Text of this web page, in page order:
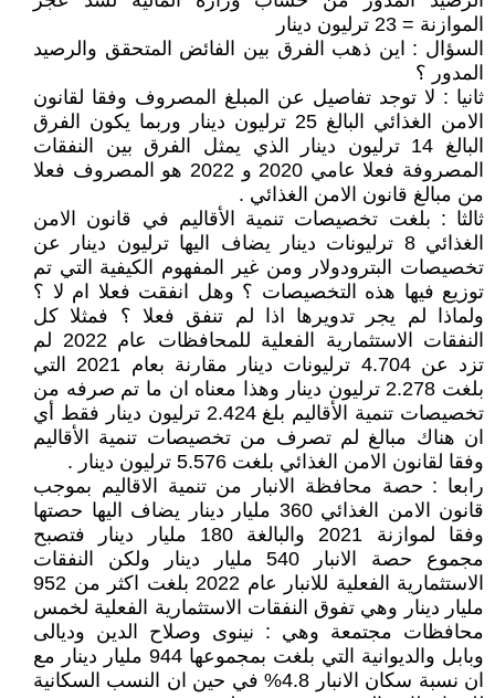
الموازنة = 23 ترليون دينار
السؤال : اين ذهب الفرق بين الفائض المتحقق والرصيد
المدور ؟
ثانيا : لا توجد تفاصيل عن المبلغ المصروف وفقا لقانون
الامن الغذائي البالغ 25 ترليون دينار وربما يكون الفرق
البالغ 14 ترليون دينار الذي يمثل الفرق بين النفقات
المصروفة فعلا عامي 2020 و 2022 هو المصروف فعلا
من مبالغ قانون الامن الغذائي .
ثالثا : بلغت تخصيصات تنمية الأقاليم في قانون الامن
الغذائي 8 ترليونات دينار يضاف اليها ترليون دينار عن
تخصيصات البترودولار ومن غير المفهوم الكيفية التي تم
توزيع فيها هذه التخصيصات ؟ وهل انفقت فعلا ام لا ؟
ولماذا لم يجر تدويرها اذا لم تنفق فعلا ؟ فمثلا كل
النفقات الاستثمارية الفعلية للمحافظات عام 2022 لم
تزد عن 4.704 ترليونات دينار مقارنة بعام 2021 التي
بلغت 2.278 ترليون دينار وهذا معناه ان ما تم صرفه من
تخصيصات تنمية الأقاليم بلغ 2.424 ترليون دينار فقط أي
ان هناك مبالغ لم تصرف من تخصيصات تنمية الأقاليم
وفقا لقانون الامن الغذائي بلغت 5.576 ترليون دينار .
رابعا : حصة محافظة الانبار من تنمية الاقاليم بموجب
قانون الامن الغذائي 360 مليار دينار يضاف اليها حصتها
وفقا لموازنة 2021 والبالغة 180 مليار دينار فتصبح
مجموع حصة الانبار 540 مليار دينار ولكن النفقات
الاستثمارية الفعلية للانبار عام 2022 بلغت اكثر من 952
مليار دينار وهي تفوق النفقات الاستثمارية الفعلية لخمس
محافظات مجتمعة وهي : نينوى وصلاح الدين وديالى
وبابل والديوانية التي بلغت بمجموعها 944 مليار دينار مع
ان نسبة سكان الانبار 4.8% في حين ان النسب السكانية